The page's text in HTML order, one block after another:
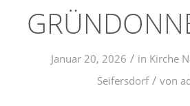
Januar 20, 2026 / in Kirche
Seifersdorf / von